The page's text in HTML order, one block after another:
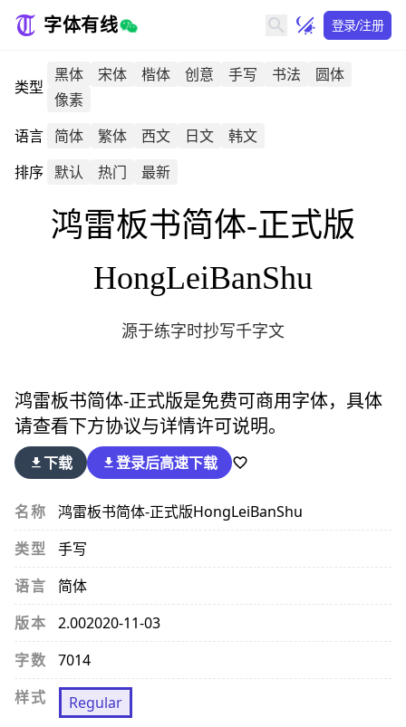
字体有线 登录/注册
类型
黑体 宋体 楷体 创意 手写 书法
圆体
像素
语言 简体 繁体 西文 日文
韩文
排序 默认 热门 最新
鸿雷板书简体-正式版
HongLeiBanShu
源于练字时抄写千字文
鸿雷板书简体-正式版是免费可商用字体，具体
请查看下方协议与详情许可说明。
下载 登录后高速下载
名称 鸿雷板书简体-正式版HongLeiBanShu
类型
手写
语言
简体
版本
2.002020-11-03
字数
7014
样式
Regular